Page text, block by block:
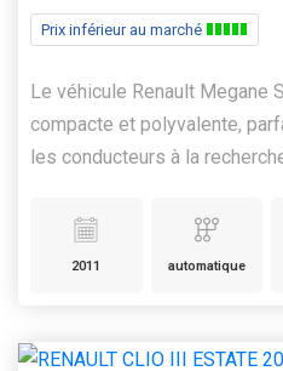
Prix inférieur au marché
Le véhicule Renault Megane
compacte et polyvalente,
les conducteurs à la recherche
2011 automatique